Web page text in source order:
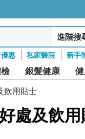
進階搜
惠 私家醫院 新手
銀髮健康
飲用貼士
處及飲